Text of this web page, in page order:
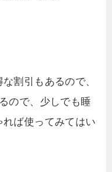
割引もあるので、
ので、少しでも睡
ば使ってみてはい